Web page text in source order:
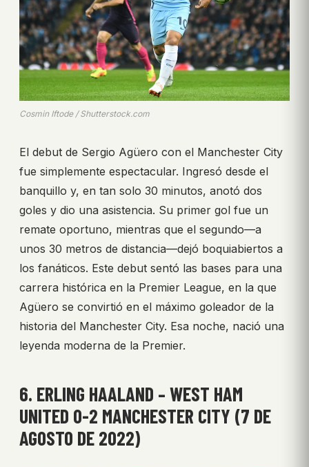
Cosmin Iftode / Shutterstock.com
El debut de Sergio Agüero con el Manchester City
fue simplemente espectacular. Ingresó desde el
banquillo y, en tan solo 30 minutos, anotó dos
goles y dio una asistencia. Su primer gol fue un
remate oportuno, mientras que el segundo—a
unos 30 metros de distancia—dejó boquiabiertos a
los fanáticos. Este debut sentó las bases para una
carrera histórica en la Premier League, en la que
Agüero se convirtió en el máximo goleador de la
historia del Manchester City. Esa noche, nació una
leyenda moderna de la Premier.
6. ERLING HAALAND – WEST HAM
UNITED 0-2 MANCHESTER CITY (7 DE
AGOSTO DE 2022)